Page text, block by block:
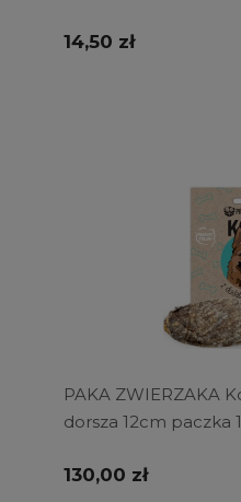
14,50 zł
PAKA ZWIERZAKA
dorsza 12cm paczka
130,00 zł